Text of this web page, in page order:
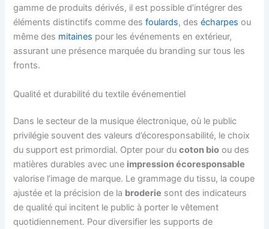
gamme de produits dérivés, il est possible d’intégrer des
éléments distinctifs comme desfoulards, desécharpes ou
même des mitaines pour les événements en extérieur,
assurant une présence marquée du branding sur tous les
fronts.
Qualité et durabilité du textile événementiel
Dans le secteur de la musique électronique, où le public
privilégie souvent des valeurs d’écoresponsabilité, le choix
du support est primordial. Opter pour ducoton bio ou des
matières durables avec une impression écoresponsable
valorise l’image de marque. Le grammage du tissu, la coupe
ajustée et la précision de la broderie sont des indicateurs
de qualité qui incitent le public à porter le vêtement
quotidiennement. Pour diversifier les supports de